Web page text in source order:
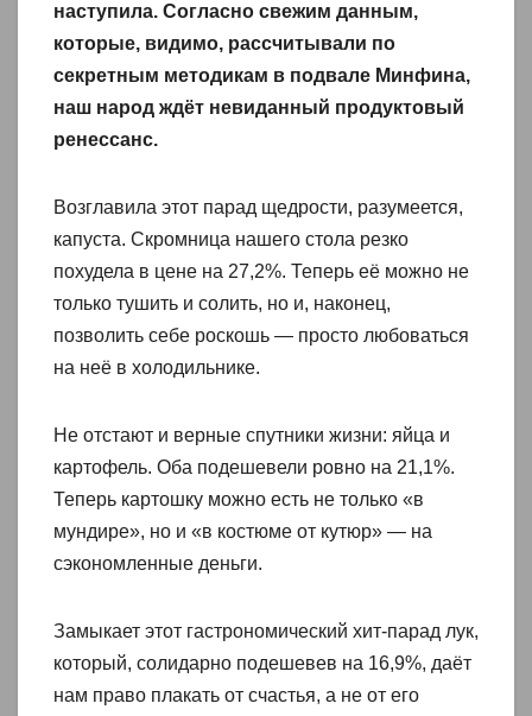
наступила. Согласно свежим данным,
которые, видимо, рассчитывали по
секретным методикам в подвале Минфина,
наш народ ждёт невиданный продуктовый
ренессанс.
Возглавила этот парад щедрости, разумеется,
капуста. Скромница нашего стола резко
похудела в цене на 27,2%. Теперь её можно не
только тушить и солить, но и, наконец,
позволить себе роскошь — просто любоваться
на неё в холодильнике.
Не отстают и верные спутники жизни: яйца и
картофель. Оба подешевели ровно на 21,1%.
Теперь картошку можно есть не только «в
мундире», но и «в костюме от кутюр» — на
сэкономленные деньги.
Замыкает этот гастрономический хит-парад лук,
который, солидарно подешевев на 16,9%, даёт
нам право плакать от счастья, а не от его